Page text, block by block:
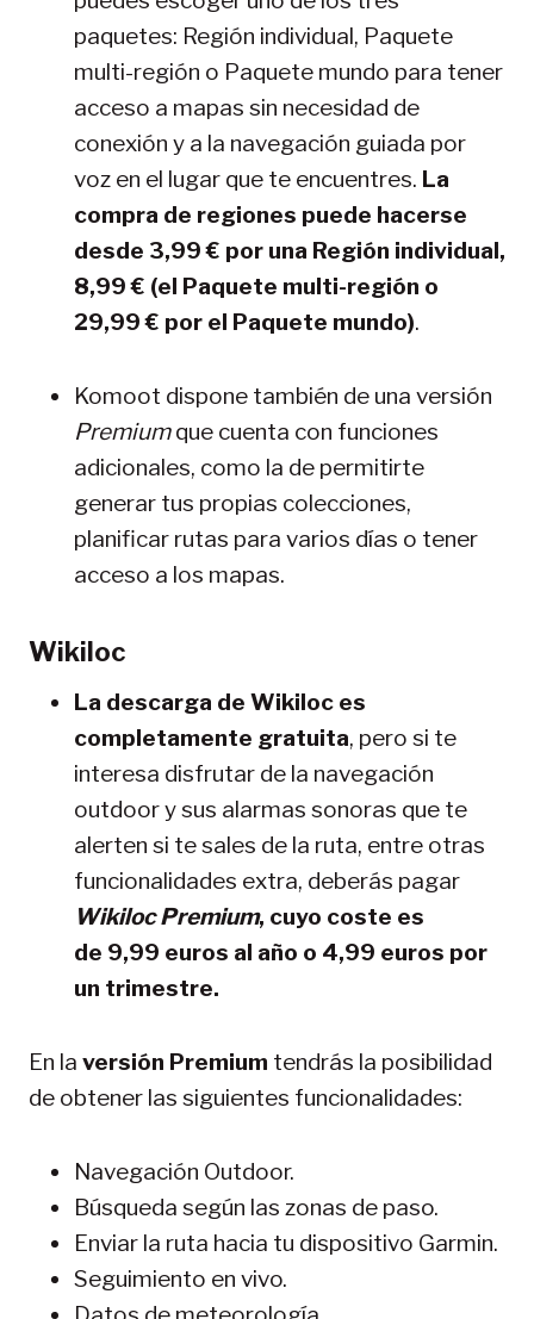
paquetes: Región individual, Paquete
multi-región o Paquete mundo para tener
acceso a mapas sin necesidad de
conexión y a la navegación guiada por
voz en el lugar que te encuentres. La
compra de regiones puede hacerse
desde 3,99 € por una Región individual,
8,99 € (el Paquete multi-región o
29,99 € por el Paquete mundo).
Komoot dispone también de una versión
Premiumque cuenta con funciones
adicionales, como la de permitirte
generar tus propias colecciones,
planificar rutas para varios días o tener
acceso a los mapas.
Wikiloc
La descarga de Wikiloc es
completamente gratuita, pero si te
interesa disfrutar de la navegación
outdoor y sus alarmas sonoras que te
alerten si te sales de la ruta, entre otras
funcionalidades extra, deberás pagar
Wikiloc Premium, cuyo coste es
de 9,99 euros al año o 4,99 euros por
un trimestre.
En la versión Premium tendrás la posibilidad
de obtener las siguientes funcionalidades:
Navegación Outdoor.
Búsqueda según las zonas de paso.
Enviar la ruta hacia tu dispositivo Garmin.
Seguimiento en vivo.